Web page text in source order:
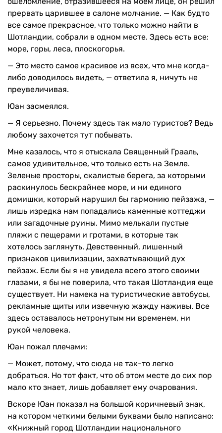
прервать царившее в салоне молчание. — Как будто
все самое прекрасное, что только можно найти в
Шотландии, собрали в одном месте. Здесь есть все:
море, горы, леса, плоскогорья.
— Это место самое красивое из всех, что мне когда-
либо доводилось видеть, — ответила я, ничуть не
преувеличивая.
Юан засмеялся.
— Я серьезно. Почему здесь так мало туристов? Ведь
любому захочется тут побывать.
Мне казалось, что я отыскала Священный Грааль,
самое удивительное, что только есть на Земле.
Зеленые просторы, скалистые берега, за которыми
раскинулось бескрайнее море, и ни единого
домишки, который нарушил бы гармонию пейзажа, —
лишь изредка нам попадались каменные коттеджи
или загадочные руины. Мимо мелькали пустые
пляжи с пещерами и гротами, в которые так
хотелось заглянуть. Девственный, лишенный
признаков цивилизации, захватывающий дух
пейзаж. Если бы я не увидела всего этого своими
глазами, я бы не поверила, что такая Шотландия еще
существует. Ни намека на туристические автобусы,
рекламные щиты или извечную жажду наживы. Все
здесь оставалось нетронутым ни временем, ни
рукой человека.
Юан пожал плечами:
— Может, потому, что сюда не так-то легко
добраться. Но тот факт, что об этом месте до сих пор
мало кто знает, лишь добавляет ему очарования.
Вскоре Юан показал на большой коричневый знак,
на котором четкими белыми буквами было написано:
«Книжный город Шотландии национального